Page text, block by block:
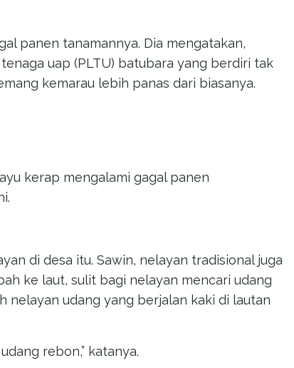
panen tanamannya. Dia mengatakan,
uap (PLTU) batubara yang berdiri tak
kemarau lebih panas dari biasanya.
kerap mengalami gagal panen
di desa itu. Sawin, nelayan tradisional juga
ke laut, sulit bagi nelayan mencari udang
nelayan udang yang berjalan kaki di lautan
rebon,” katanya.